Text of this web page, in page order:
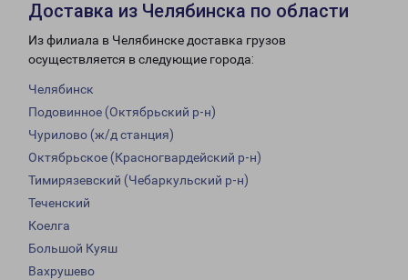
Доставка из Челябинска по области
Из филиала в Челябинске доставка грузов
осуществляется в следующие города:
Челябинск
Подовинное (Октябрьский р-н)
Чурилово (ж/д станция)
Октябрьское (Красногвардейский р-н)
Тимирязевский (Чебаркульский р-н)
Теченский
Коелга
Большой Куяш
Вахрушево